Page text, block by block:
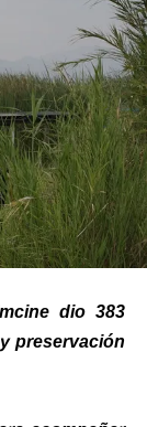
dio 383
preservación